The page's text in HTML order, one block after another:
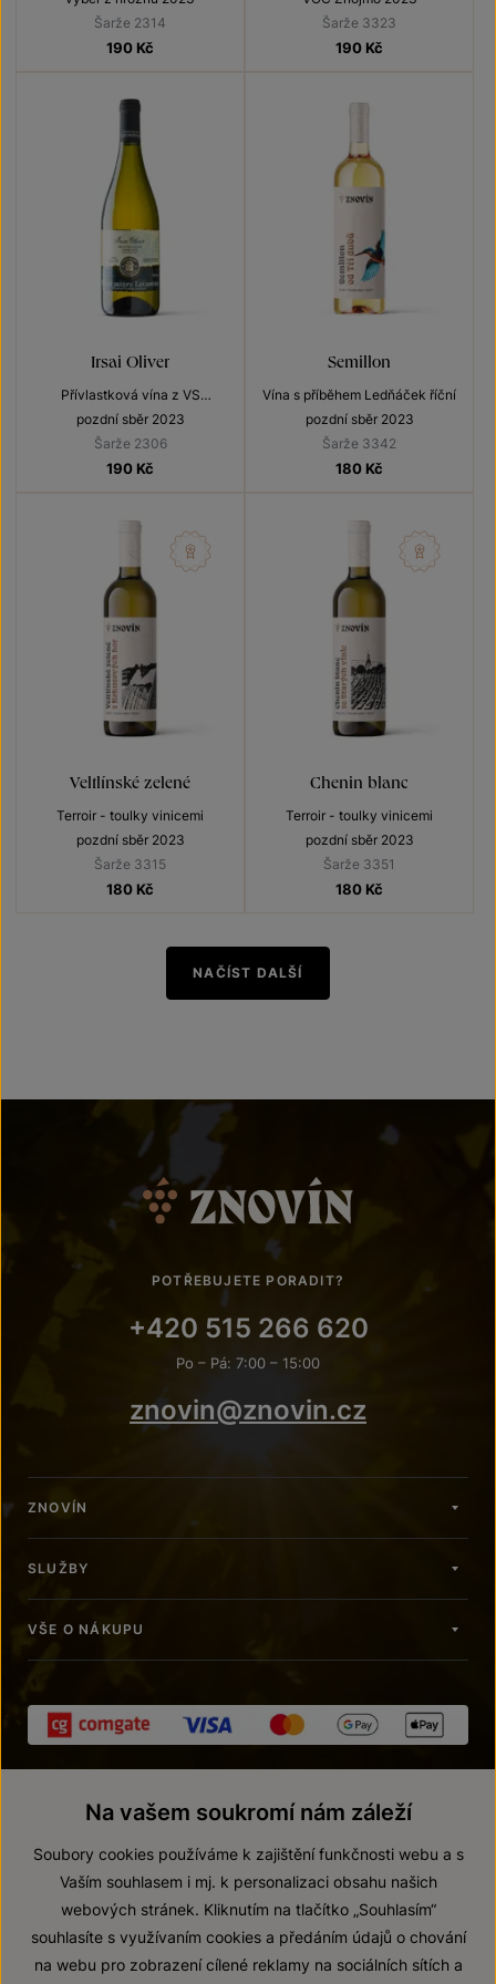
Šarže 2314
190 Kč
Šarže 3323
190 Kč
Irsai Oliver
Přívlastková vína z VS
Lechovice
pozdní sběr 2023
Šarže 2306
190 Kč
Semillon
Vína s příběhem Ledňáček říční
pozdní sběr 2023
Šarže 3342
180 Kč
Veltlínské zelené
Terroir - toulky vinicemi
pozdní sběr 2023
Šarže 3315
180 Kč
Chenin blanc
Terroir - toulky vinicemi
pozdní sběr 2023
Šarže 3351
180 Kč
NAČÍST DALŠÍ
POTŘEBUJETE PORADIT?
+420 515 266 620
Po – Pá: 7:00 – 15:00
znovin@znovin.cz
ZNOVÍN
SLUŽBY
VŠE O NÁKUPU
© 2026 ZNOVÍN ZNOJMO, a. s.
Na vašem soukromí nám záleží
Soubory cookies používáme k zajištění funkčnosti webu a s
Vaším souhlasem i mj. k personalizaci obsahu našich
webových stránek. Kliknutím na tlačítko „Souhlasím“
souhlasíte s využívaním cookies a předáním údajů o chování
na webu pro zobrazení cílené reklamy na sociálních sítích a